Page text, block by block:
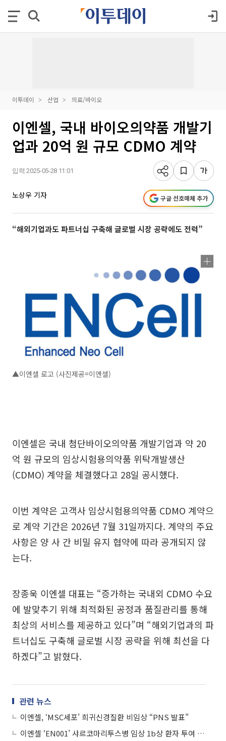
이투데이 산업 의료/바이오
이엔셀, 국내 바이오의약품 개발기
업과 20억 원 규모 CDMO 계약
입력 2025-05-28 11:01
노상우 기자 구글 선호매체 추가
“해외기업과도 파트너십 구축해 글로벌 시장 공략에도 전력”
▲이엔셀 로고 (사진제공=이엔셀)
이엔셀은 국내 첨단바이오의약품 개발기업과 약 20
억 원 규모의 임상시험용의약품 위탁개발생산
(CDMO) 계약을 체결했다고 28일 공시했다.
이번 계약은 고객사 임상시험용의약품 CDMO 계약으
로 계약 기간은 2026년 7월 31일까지다. 계약의 주요
사항은 양 사 간 비밀 유지 협약에 따라 공개되지 않
는다.
장종욱 이엔셀 대표는 “증가하는 국내외 CDMO 수요
에 발맞추기 위해 최적화된 공정과 품질관리를 통해
최상의 서비스를 제공하고 있다”며 “해외기업과의 파
트너십도 구축해 글로벌 시장 공략을 위해 최선을 다
하겠다”고 밝혔다.
관련 뉴스
이엔셀, ‘MSC세포’ 희귀신경질환 비임상 “PNS 발표”
이엔셀 ‘EN001’ 샤르코마리투스병 임상 1b상 환자 투여 종료